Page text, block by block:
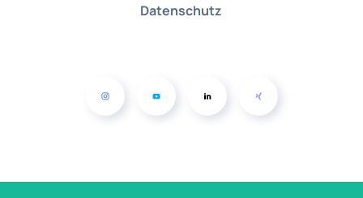
Datenschutz